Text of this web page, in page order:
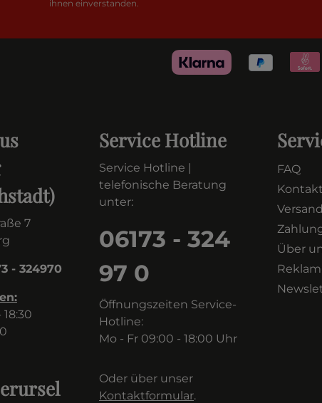
ihnen einverstanden.
7
- 324970
Service Hotline
Service Hotline |
telefonische Beratung
unter:
06173 - 324
97 0
Öffnungszeiten Service-
Hotline:
Mo - Fr 09:00 - 18:00 Uhr
Oder über unser
Kontaktformular.
FAQ
Kontakt
Über